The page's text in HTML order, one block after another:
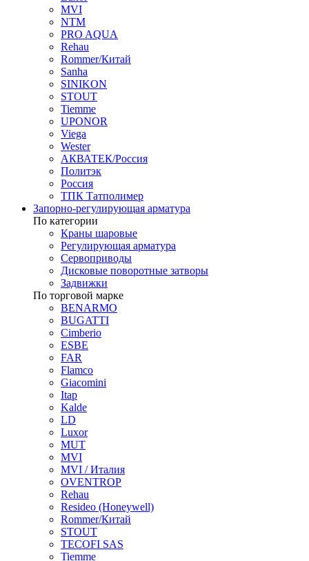
MVI
NTM
PRO AQUA
Rehau
Rommer/Китай
Sanha
SINIKON
STOUT
Tiemme
UPONOR
Viega
Wester
АКВАТЕК/Россия
Политэк
Россия
ТПК Татполимер
Запорно-регулирующая арматура
По категории
Краны шаровые
Регулирующая арматура
Сервоприводы
Дисковые поворотные затворы
Задвижки
По торговой марке
BENARMO
BUGATTI
Cimberio
ESBE
FAR
Flamco
Giacomini
Itap
Kalde
LD
Luxor
MUT
MVI
MVI / Италия
OVENTROP
Rehau
Resideo (Honeywell)
Rommer/Китай
STOUT
TECOFI SAS
Tiemme